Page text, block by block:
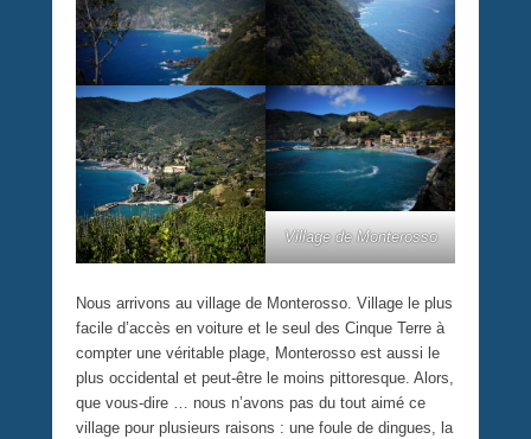
Village de Monterosso
Nous arrivons au village de Monterosso. Village le plus
facile d’accès en voiture et le seul des Cinque Terre à
compter une véritable plage, Monterosso est aussi le
plus occidental et peut-être le moins pittoresque. Alors,
que vous-dire … nous n’avons pas du tout aimé ce
village pour plusieurs raisons : une foule de dingues, la